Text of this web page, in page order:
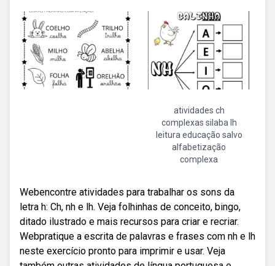
atividades ch
complexas silaba lh
leitura educação salvo
alfabetização
complexa
Webencontre atividades para trabalhar os sons da
letra h: Ch, nh e lh. Veja folhinhas de conceito, bingo,
ditado ilustrado e mais recursos para criar e recriar.
Webpratique a escrita de palavras e frases com nh e lh
neste exercício pronto para imprimir e usar. Veja